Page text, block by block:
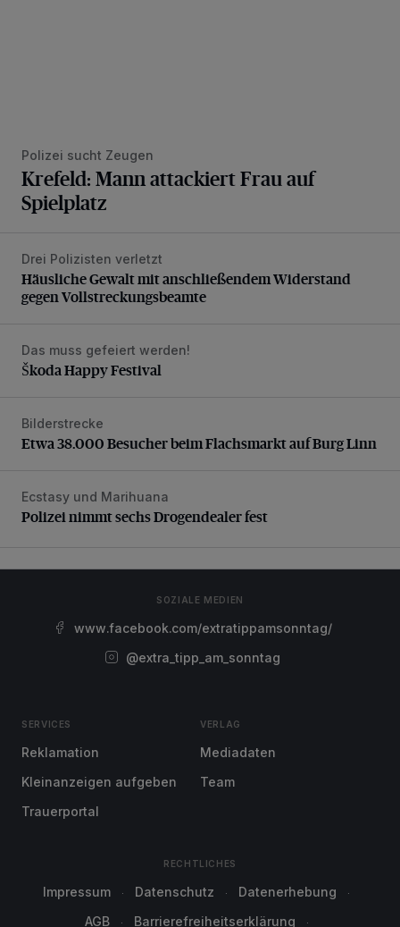
Polizei sucht Zeugen
Krefeld: Mann attackiert Frau auf
Spielplatz
Häusliche Gewalt mit anschließendem Widerstand gegen
Drei Polizisten verletzt
Häusliche Gewalt mit anschließendem Widerstand
gegen Vollstreckungsbeamte
Škoda Happy Festival
Das muss gefeiert werden!
Škoda Happy Festival
Etwa 38.000 Besucher beim Flachsmarkt auf Burg Linn
Bilderstrecke
Etwa 38.000 Besucher beim Flachsmarkt auf Burg Linn
Polizei nimmt sechs Drogendealer fest
Ecstasy und Marihuana
Polizei nimmt sechs Drogendealer fest
SOZIALE MEDIEN
www.facebook.com/extratippamsonntag/
@extra_tipp_am_sonntag
SERVICES
Reklamation
Kleinanzeigen aufgeben
Trauerportal
VERLAG
Mediadaten
Team
RECHTLICHES
Impressum Datenschutz
Datenerhebung
AGB
Barrierefreiheitserklärung